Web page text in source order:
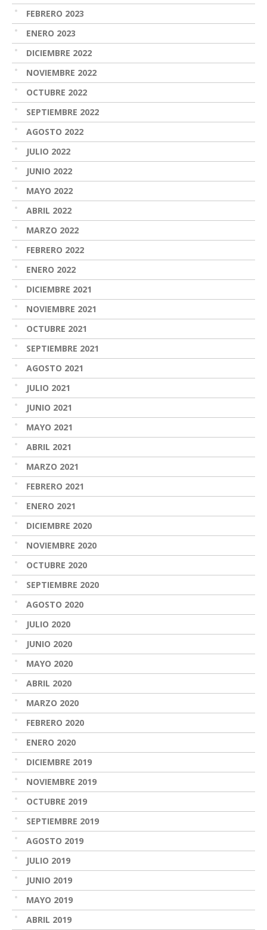
FEBRERO 2023
ENERO 2023
DICIEMBRE 2022
NOVIEMBRE 2022
OCTUBRE 2022
SEPTIEMBRE 2022
AGOSTO 2022
JULIO 2022
JUNIO 2022
MAYO 2022
ABRIL 2022
MARZO 2022
FEBRERO 2022
ENERO 2022
DICIEMBRE 2021
NOVIEMBRE 2021
OCTUBRE 2021
SEPTIEMBRE 2021
AGOSTO 2021
JULIO 2021
JUNIO 2021
MAYO 2021
ABRIL 2021
MARZO 2021
FEBRERO 2021
ENERO 2021
DICIEMBRE 2020
NOVIEMBRE 2020
OCTUBRE 2020
SEPTIEMBRE 2020
AGOSTO 2020
JULIO 2020
JUNIO 2020
MAYO 2020
ABRIL 2020
MARZO 2020
FEBRERO 2020
ENERO 2020
DICIEMBRE 2019
NOVIEMBRE 2019
OCTUBRE 2019
SEPTIEMBRE 2019
AGOSTO 2019
JULIO 2019
JUNIO 2019
MAYO 2019
ABRIL 2019